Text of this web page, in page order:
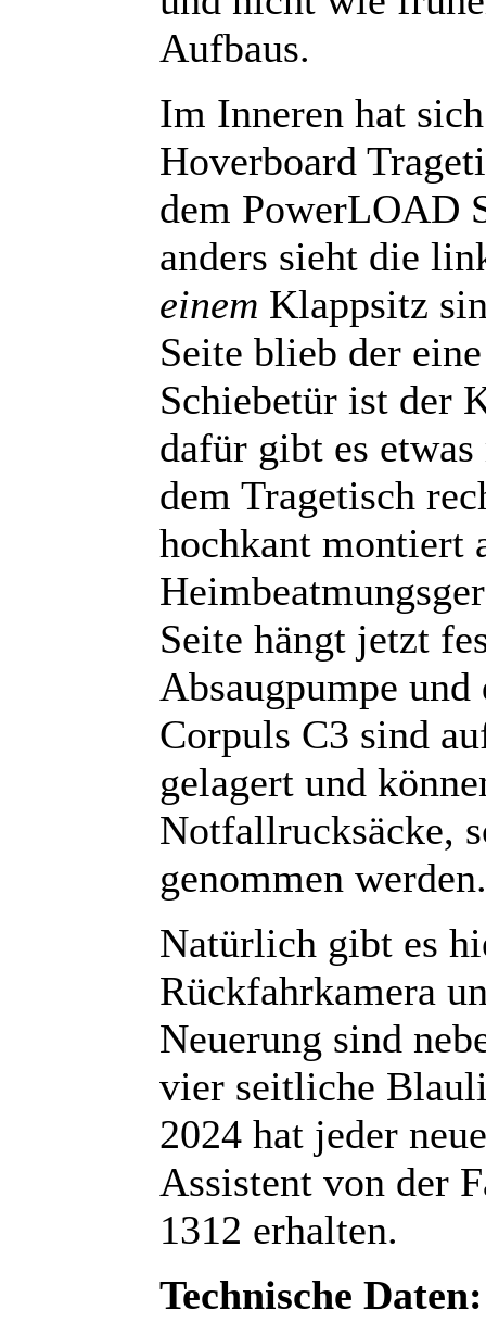
Aufbaus.
Im Inneren hat
Hoverboard
dem PowerLOAD
anders sieht die
einem Klappsitz
Seite blieb der
Schiebetür ist der
dafür gibt es
dem Tragetisch
hochkant montiert
Seite hängt jetzt
Absaugpumpe
Corpuls C3 sind
gelagert und
Notfallrucksäcke,
genommen werden.
Natürlich gibt es
Rückfahrkamera
Neuerung sind
vier seitliche
2024 hat jeder
Assistent von der
1312 erhalten.
Technische Daten: